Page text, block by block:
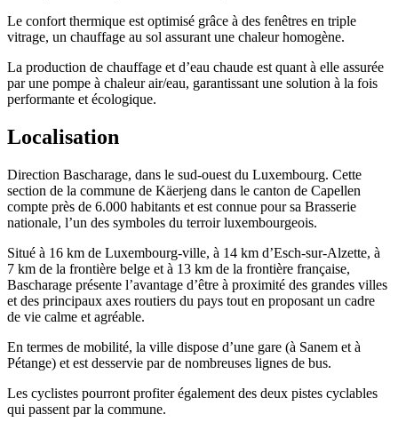
Le confort thermique est optimisé grâce à des fenêtres en triple
vitrage, un chauffage au sol assurant une chaleur homogène.
La production de chauffage et d’eau chaude est quant à elle assurée
par une pompe à chaleur air/eau, garantissant une solution à la fois
performante et écologique.
Localisation
Direction Bascharage, dans le sud-ouest du Luxembourg. Cette
section de la commune de Käerjeng dans le canton de Capellen
compte près de 6.000 habitants et est connue pour sa Brasserie
nationale, l’un des symboles du terroir luxembourgeois.
Situé à 16 km de Luxembourg-ville, à 14 km d’Esch-sur-Alzette, à
7 km de la frontière belge et à 13 km de la frontière française,
Bascharage présente l’avantage d’être à proximité des grandes villes
et des principaux axes routiers du pays tout en proposant un cadre
de vie calme et agréable.
En termes de mobilité, la ville dispose d’une gare (à Sanem et à
Pétange) et est desservie par de nombreuses lignes de bus.
Les cyclistes pourront profiter également des deux pistes cyclables
qui passent par la commune.